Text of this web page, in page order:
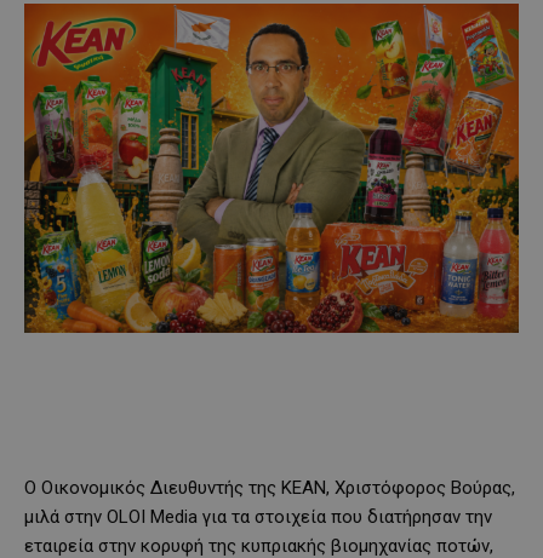
Ο Οικονομικός Διευθυντής της ΚΕΑΝ, Χριστόφορος Βούρας,
μιλά στην OLOI Media για τα στοιχεία που διατήρησαν την
εταιρεία στην κορυφή της κυπριακής βιομηχανίας ποτών,